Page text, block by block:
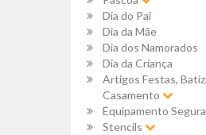
Dia do Pai
Dia da Mãe
Dia dos Namorados
Dia da Criança
Artigos Festas,
Casamento
Equipamento
Stencils